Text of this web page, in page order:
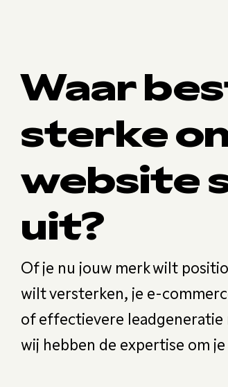
Waar
sterke
website
uit?
Of je nu jouw merk wilt
wilt versterken, je e-
of effectievere
wij hebben de expertise om